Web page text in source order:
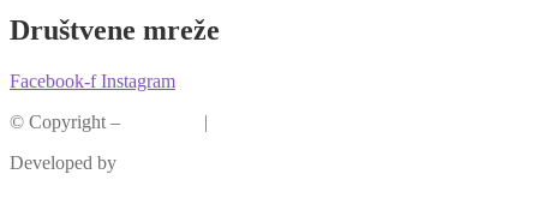
Društvene mreže
Facebook-f Instagram
© Copyright –
|
Developed by